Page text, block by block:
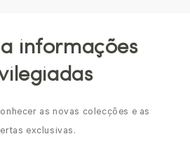
informações
as novas colecções e as
exclusivas.